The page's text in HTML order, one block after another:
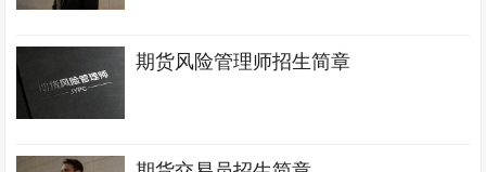
期货风险管理师招生简章